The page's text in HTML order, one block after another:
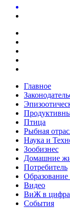
Главное
Птица
Рыбная
Наука и
Зообизнес
Домашние
Потребитель
Образование
Видео
ВиЖ в
События